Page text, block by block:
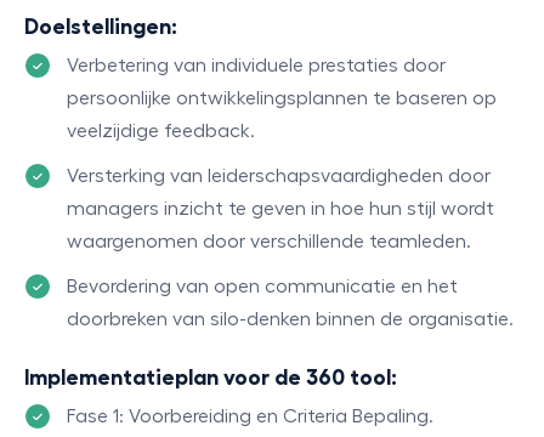
Doelstellingen:
Verbetering van individuele prestaties door
persoonlijke ontwikkelingsplannen te baseren op
veelzijdige feedback.
Versterking van leiderschapsvaardigheden door
managers inzicht te geven in hoe hun stijl wordt
waargenomen door verschillende teamleden.
Bevordering van open communicatie en het
doorbreken van silo-denken binnen de organisatie.
Implementatieplan voor de 360 tool:
Fase 1: Voorbereiding en Criteria Bepaling.